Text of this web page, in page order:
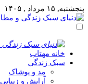
پنجشنبه, ۱۵ مرداد , ۱۴۰۵
خانه مهتاب
سبک زندگی
مد و پوشاک
آرایش و زیبایی